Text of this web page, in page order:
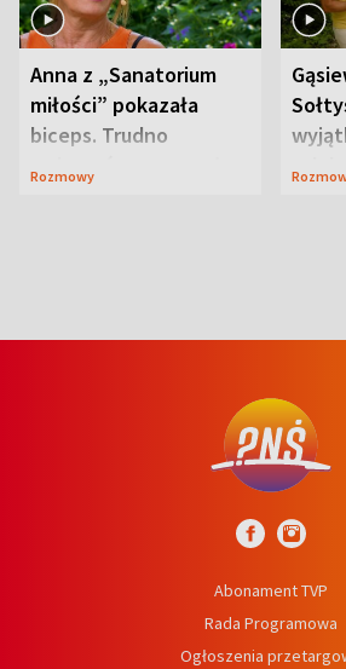
Anna z „Sanatorium
miłości” pokazała
biceps. Trudno
uwierzyć, co przeszła
Rozmowy
Abonament TVP
Rada Programowa
Ogłoszenia